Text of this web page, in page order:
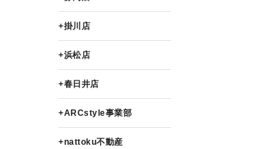
掛川店
浜松店
春日井店
ARCstyle事業部
nattoku不動産